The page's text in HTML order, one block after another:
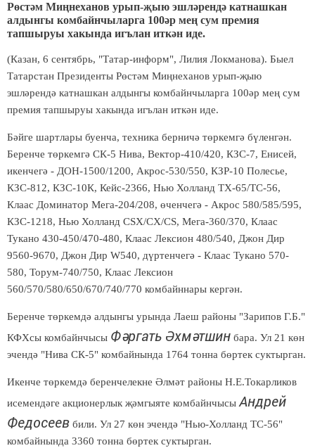
Рөстәм Миңнеханов урып-җыю эшләрендә катнашкан
алдынгы комбайнчыларга 100әр мең сум премия
тапшыруы хакында игълан иткән иде.
(Казан, 6 сентябрь, "Татар-информ", Лилия Локманова). Быел
Татарстан Президенты Рөстәм Миңнеханов урып-җыю
эшләрендә катнашкан алдынгы комбайнчыларга 100әр мең сум
премия тапшыруы хакында игълан иткән иде.
Бәйге шартлары буенча, техника берничә төркемгә бүленгән.
Беренче төркемгә СК-5 Нива, Вектор-410/420, КЗС-7, Енисей,
икенчегә - ДОН-1500/1200, Акрос-530/550, КЗР-10 Полесье,
КЗС-812, КЗС-10К, Кейс-2366, Нью Холланд ТХ-65/ТС-56,
Клаас Доминатор Мега-204/208, өченчегә - Акрос 580/585/595,
КЗС-1218, Нью Холланд CSX/CX/CS, Мега-360/370, Клаас
Тукано 430-450/470-480, Клаас Лексион 480/540, Джон Дир
9560-9670, Джон Дир W540, дүртенчегә - Клаас Тукано 570-
580, Торум-740/750, Клаас Лексион
560/570/580/650/670/740/770 комбайннары кергән.
Беренче төркемдә алдынгы урында Лаеш районы "Зарипов Г.Б."
КФХсы комбайнчысы Фәргать Әхмәтшин бара. Ул 21 көн
эчендә "Нива СК-5" комбайнында 1764 тонна бөртек суктырган.
Икенче төркемдә беренчелекне Әлмәт районы Н.Е.Токарликов
исемендәге акционерлык җәмгыяте комбайнчысыАндрей
Федосеев били. Ул 27 көн эчендә "Нью-Холланд ТС-56"
комбайнында 3360 тонна бөртек суктырган.